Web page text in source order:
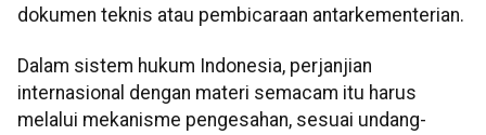
dokumen teknis atau pembicaraan antarkementerian.
Dalam sistem hukum Indonesia, perjanjian
internasional dengan materi semacam itu harus
melalui mekanisme pengesahan, sesuai undang-